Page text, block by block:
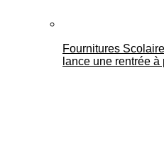
Fournitures
lance une rentrée à